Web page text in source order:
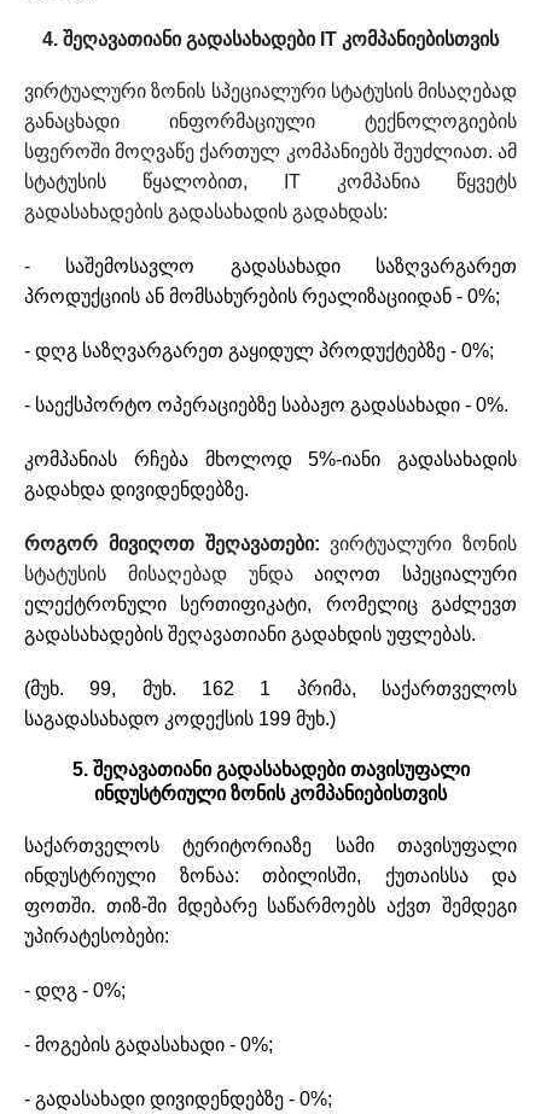
4. შეღავათიანი გადასახადები IT კომპანიებისთვის
ვირტუალური ზონის სპეციალური სტატუსის მისაღებად
განაცხადი ინფორმაციული ტექნოლოგიების
სფეროში მოღვაწე ქართულ კომპანიებს შეუძლიათ. ამ
სტატუსის წყალობით, IT კომპანია წყვეტს
გადასახადების გადასახადის გადახდას:
- საშემოსავლო გადასახადი საზღვარგარეთ
პროდუქციის ან მომსახურების რეალიზაციიდან - 0%;
- დღგ საზღვარგარეთ გაყიდულ პროდუქტებზე - 0%;
- საექსპორტო ოპერაციებზე საბაჟო გადასახადი - 0%.
კომპანიას რჩება მხოლოდ 5%-იანი გადასახადის
გადახდა დივიდენდებზე.
როგორ მივიღოთ შეღავათები: ვირტუალური ზონის
სტატუსის მისაღებად უნდააიღოთ სპეციალური
ელექტრონული სერთიფიკატი, რომელიც გაძლევთ
გადასახადების შეღავათიანი გადახდის უფლებას.
(მუხ. 99, მუხ. 162 1 პრიმა, საქართველოს
საგადასახადო კოდექსის 199 მუხ.)
5. შეღავათიანი გადასახადები თავისუფალი
ინდუსტრიული ზონის კომპანიებისთვის
საქართველოს ტერიტორიაზე სამი თავისუფალი
ინდუსტრიული ზონაა: თბილისში, ქუთაისსა და
ფოთში. თიზ-ში მდებარე საწარმოებს აქვთ შემდეგი
უპირატესობები:
- დღგ - 0%;
- მოგების გადასახადი - 0%;
- გადასახადი დივიდენდებზე - 0%;